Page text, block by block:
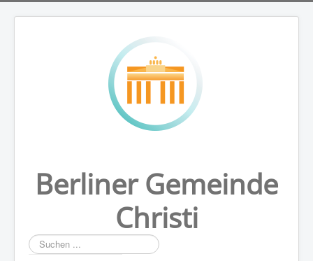
Berliner Gemeinde
Christi
Suchen
...